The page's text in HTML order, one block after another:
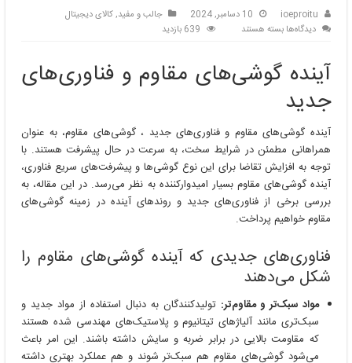
ioeproitu 10 دسامبر, 2024 جالب و مفید,کالای دیجیتال
دیدگاه‌هابرای
گوشی‌های
مقاوم
بسته هستند 639 بازدید
آینده گوشی‌های مقاوم و فناوری‌های
جدید
آینده گوشی‌های مقاوم و فناوری‌های جدید ، گوشی‌های مقاوم، به عنوان
همراهانی مطمئن در شرایط سخت، به سرعت در حال پیشرفت هستند. با
توجه به افزایش تقاضا برای این نوع گوشی‌ها و پیشرفت‌های سریع فناوری،
آینده گوشی‌های مقاوم بسیار امیدوارکننده به نظر می‌رسد. در این مقاله، به
بررسی برخی از فناوری‌های جدید و روندهای آینده در زمینه گوشی‌های
مقاوم خواهیم پرداخت.
فناوری‌های جدیدی که آینده گوشی‌های مقاوم را
شکل می‌دهند
مواد سبک‌تر و مقاوم‌تر: تولیدکنندگان به دنبال استفاده از مواد جدید و
سبک‌تری مانند آلیاژهای تیتانیوم و پلاستیک‌های مهندسی شده هستند
که مقاومت بالایی در برابر ضربه و سایش داشته باشند. این امر باعث
می‌شود گوشی‌های مقاوم هم سبک‌تر شوند و هم عملکرد بهتری داشته